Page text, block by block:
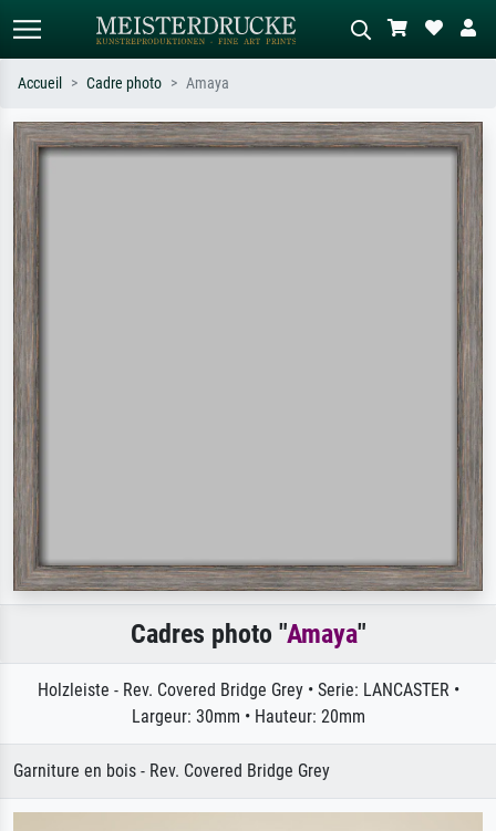
Recherche standard Recherche d'images IA
Décrivez la scène – ex. prairie verte,
abstrait avec beaucoup de rouge,
tableau sombre, nu debout près d'un
Accueil Cadre photo Amaya
Cadres photo "Amaya"
Holzleiste - Rev. Covered Bridge Grey • Serie: LANCASTER •
Largeur: 30mm • Hauteur: 20mm
Garniture en bois - Rev. Covered Bridge Grey